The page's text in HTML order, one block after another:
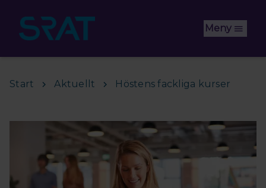
Meny
Start Aktuellt Höstens fackliga kurser